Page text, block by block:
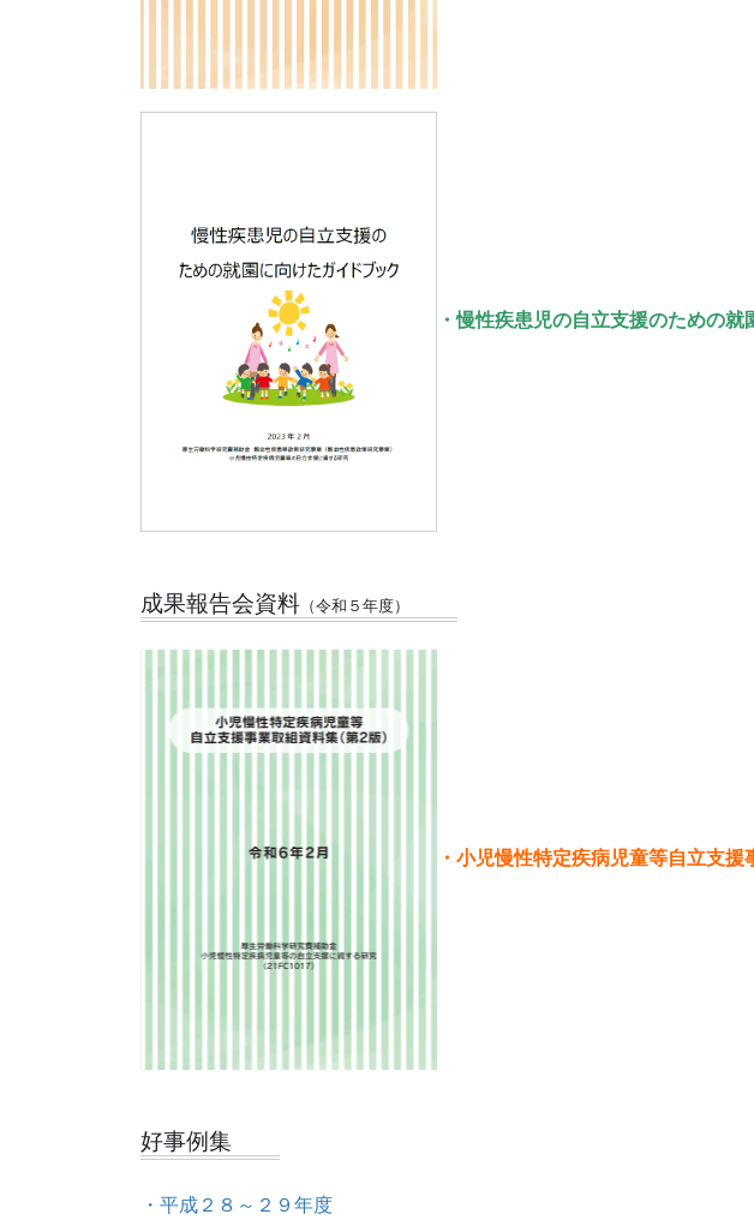
・慢性疾患児の自立支援のための
成果報告会資料 （令和５年度）
・小児慢性特定疾病児童等自立支援
好事例集
・平成２８～２９年度